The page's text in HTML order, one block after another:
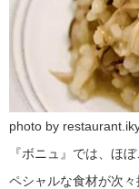
photo by
『ボニュ』では、ほ
ペシャルな食材が次々